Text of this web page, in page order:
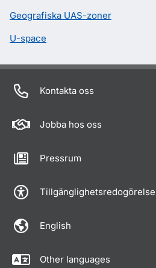
Geografiska UAS-zoner
U-space
Kontakta oss
Jobba hos oss
Pressrum
Tillgänglighetsredogörelse
English
Other languages